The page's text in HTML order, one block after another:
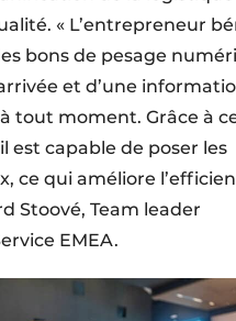
« L’entrepreneur
bons de pesage
et d’une
tout moment. Grâce à
est capable de poser les
ce qui améliore
Stoové, Team leader
EMEA.